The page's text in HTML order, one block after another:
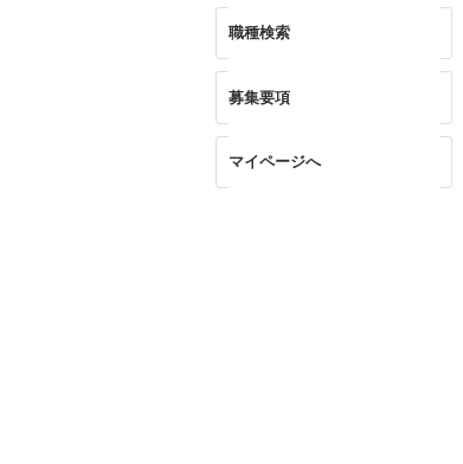
職種検索
募集要項
マイページへ